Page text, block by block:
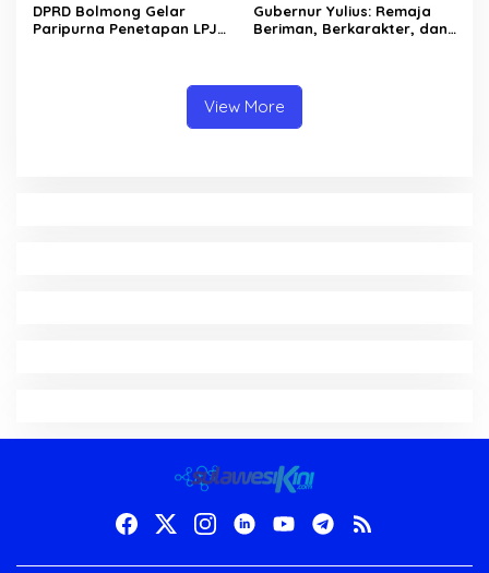
DPRD Bolmong Gelar
Paripurna Penetapan LPJ
Gubernur Yulius: Remaja
Beriman, Berkarakter, dan
View More